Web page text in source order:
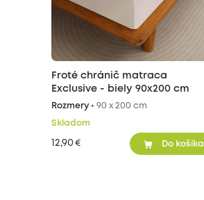
Froté chránič matraca
Exclusive - biely 90x200 cm
Rozmery •90 x 200 cm
Skladom
12,90 € Do košíka